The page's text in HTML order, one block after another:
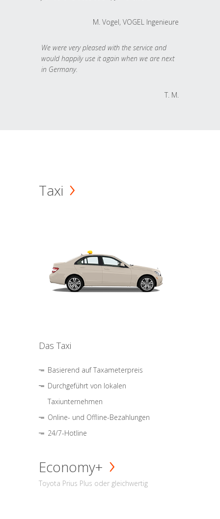
M. Vogel, VOGEL Ingenieure
We were very pleased with the service and
would happily use it again when we are next
in Germany.
T. M.
Taxi
Das Taxi
Basierend auf Taxameterpreis
Durchgeführt von lokalen
Taxiunternehmen
Online- und Offline-Bezahlungen
24/7-Hotline
Economy+
Toyota Prius Plus oder gleichwertig